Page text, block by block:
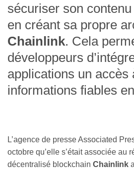
sécuriser son
en créant sa propre
Chainlink. Cela
développeurs
applications un accès
informations fiables
L’agence de presse Associated
octobre qu’elle s’était associée au
décentralisé blockchain Chainlink